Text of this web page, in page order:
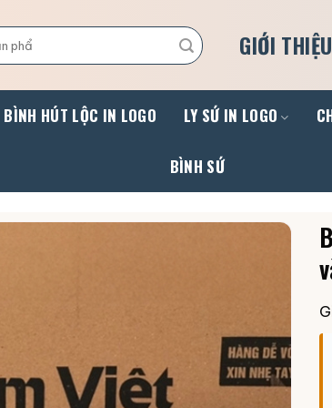
GIỚI THIỆU
BÌNH HÚT LỘC IN LOGO LY SỨ IN LOGO
BÌNH SỨ